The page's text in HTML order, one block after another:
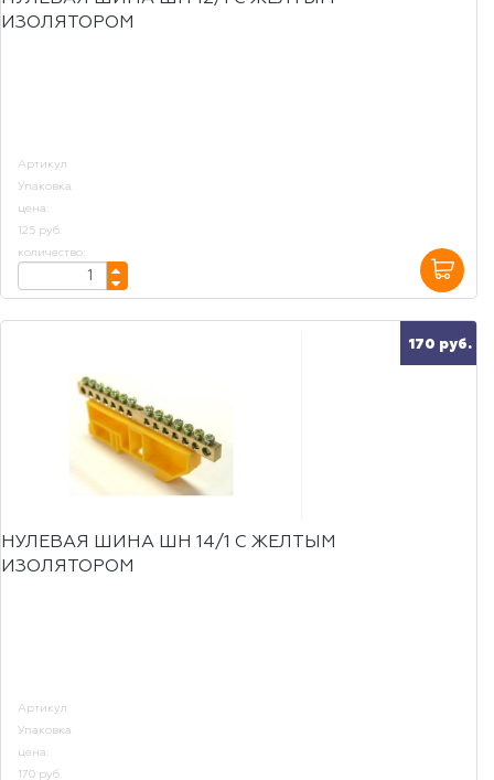
ИЗОЛЯТОРОМ
Артикул
Упаковка
цена:
125 руб.
количество:
170 руб.
НУЛЕВАЯ ШИНА ШН 14/1 С ЖЕЛТЫМ
ИЗОЛЯТОРОМ
Артикул
Упаковка
цена:
170 руб.